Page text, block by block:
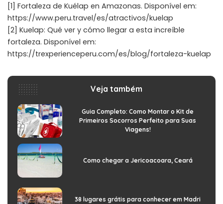
[1] Fortaleza de Kuélap en Amazonas. Disponível em:
https://www.peru.travel/es/atractivos/kuelap
[2] Kuelap: Qué ver y cómo llegar a esta increíble
fortaleza. Disponível em:
https://trexperienceperu.com/es/blog/fortaleza-kuelap
Veja também
Guia Completo: Como Montar o Kit de
Primeiros Socorros Perfeito para Suas
Viagens!
Como chegar a Jericoacoara, Ceará
38 lugares grátis para conhecer em Madri